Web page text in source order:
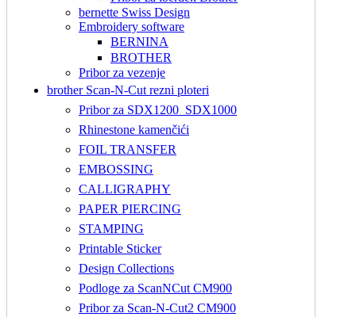
bernette Swiss Design
Embroidery software
BERNINA
BROTHER
Pribor za vezenje
brother Scan-N-Cut rezni ploteri
Pribor za SDX1200_SDX1000
Rhinestone kamenčići
FOIL TRANSFER
EMBOSSING
CALLIGRAPHY
PAPER PIERCING
STAMPING
Printable Sticker
Design Collections
Podloge za ScanNCut CM900
Pribor za Scan-N-Cut2 CM900